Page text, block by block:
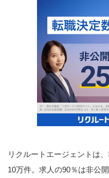
リクルートエージェントは
10万件。求人の90％は非公